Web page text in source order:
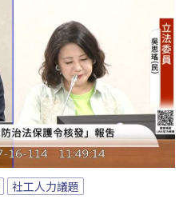
社工人力議題